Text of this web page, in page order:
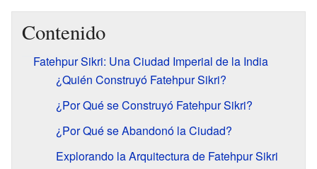
Contenido
Fatehpur Sikri: Una Ciudad Imperial de la India
¿Quién Construyó Fatehpur Sikri?
¿Por Qué se Construyó Fatehpur Sikri?
¿Por Qué se Abandonó la Ciudad?
Explorando la Arquitectura de Fatehpur Sikri